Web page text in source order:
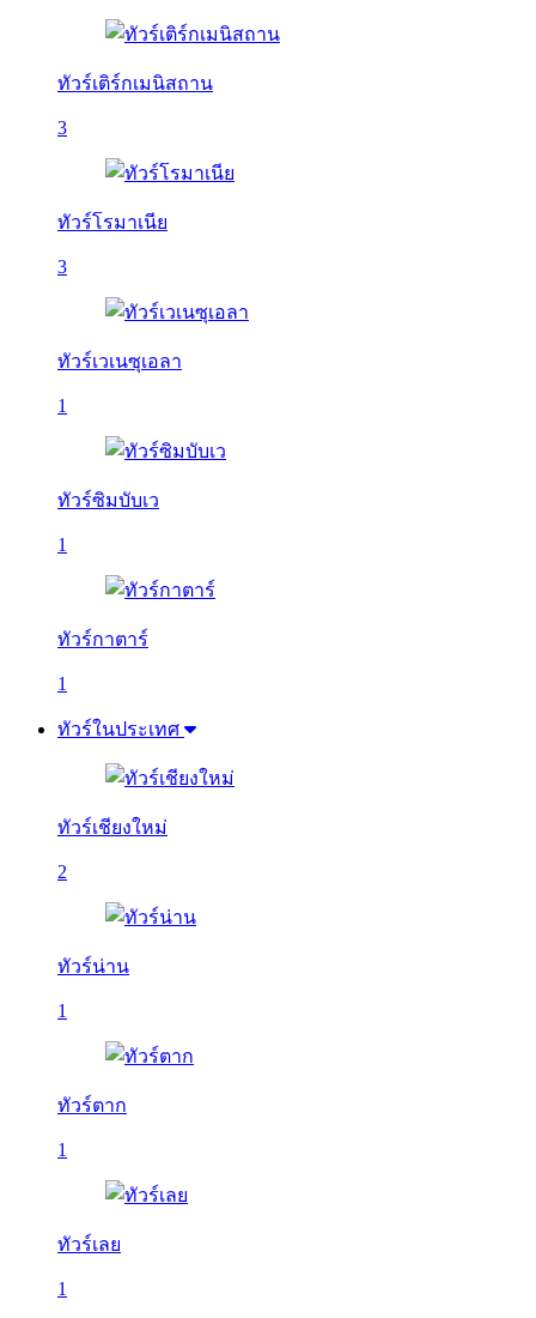
ทัวร์เติร์กเมนิสถาน
3
ทัวร์โรมาเนีย
3
ทัวร์เวเนซุเอลา
1
ทัวร์ซิมบับเว
1
ทัวร์กาตาร์
1
ทัวร์ในประเทศ
ทัวร์เชียงใหม่
2
ทัวร์น่าน
1
ทัวร์ตาก
1
ทัวร์เลย
1